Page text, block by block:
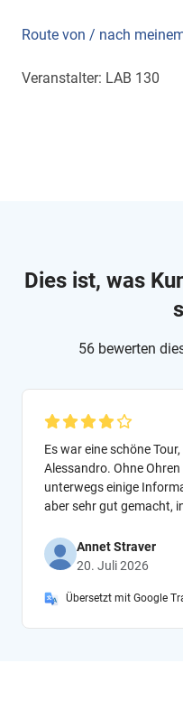
Route von / nach
Veranstalter: LAB 130
Dies ist, was
56 bewerten
Es war eine schöne
Alessandro. Ohne
unterwegs einige
aber sehr gut gemacht,
Annet Straver
20. Juli 2026
Übersetzt mit Google